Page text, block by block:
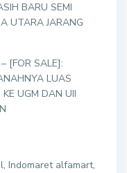
BARU SEMI
UTARA JARANG
[FOR SALE]:
LUAS
UGM DAN UII
Indomaret alfamart,